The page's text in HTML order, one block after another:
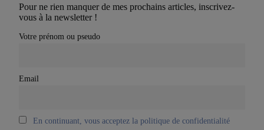
Pour ne rien manquer de mes prochains articles, inscrivez-
vous à la newsletter !
Votre prénom ou pseudo
Email
En continuant, vous acceptez la politique de confidentialité